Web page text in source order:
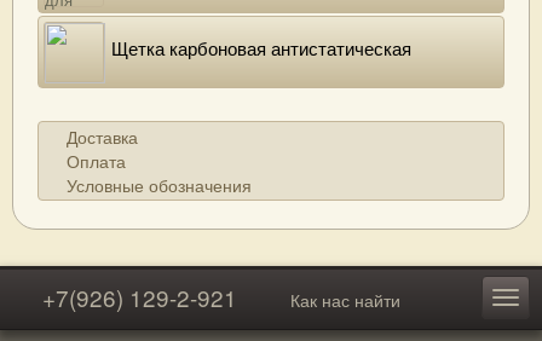
Щетка карбоновая антистатическая
Доставка
Оплата
Условные обозначения
+7(926) 129-2-921 Как нас найти